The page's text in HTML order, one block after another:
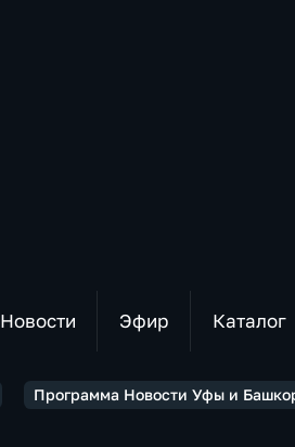
Новости Эфир Каталог
Программа Новости Уфы и